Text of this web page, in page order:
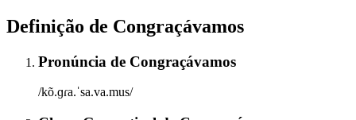
Definição de Congraçávamos
Pronúncia de Congraçávamos
/kõ.ɡɾa.ˈsa.va.mus/